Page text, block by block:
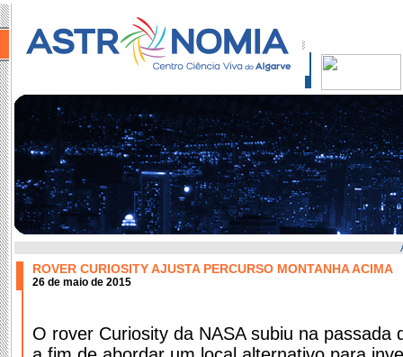
ROVER CURIOSITY AJUSTA PERCURSO MONTANHA ACIMA
26 de maio de 2015
O rover Curiosity da NASA subiu na passada